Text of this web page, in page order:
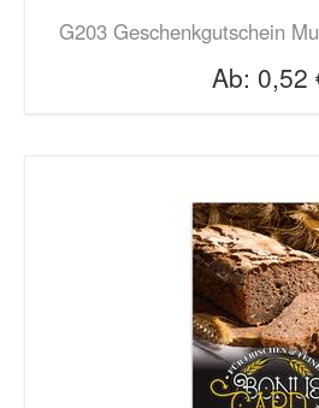
G203 Geschenkgutschein
Ab: 0,52